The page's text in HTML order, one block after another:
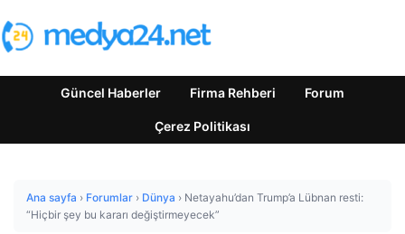
Güncel Haberler Firma Rehberi Forum
Çerez Politikası
Ana sayfa › Forumlar › Dünya › Netayahu’dan Trump’a Lübnan resti:
“Hiçbir şey bu kararı değiştirmeyecek”